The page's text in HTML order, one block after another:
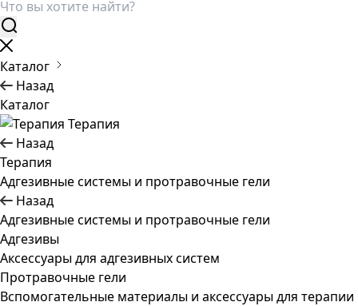
Каталог
Назад
Каталог
Терапия
Назад
Терапия
Адгезивные системы и протравочные гели
Назад
Адгезивные системы и протравочные гели
Адгезивы
Аксессуары для адгезивных систем
Протравочные гели
Вспомогательные материалы и аксессуары для терапии